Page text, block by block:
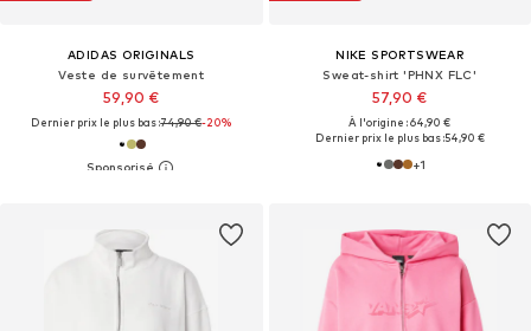
ADIDAS ORIGINALS
Veste de survêtement
59,90 €
Dernier prix le plus bas :74,90 €-20%
NIKE SPORTSWEAR
Sweat-shirt 'PHNX FLC'
57,90 €
À l'origine : 64,90 €
Dernier prix le plus bas :54,90 €
+1